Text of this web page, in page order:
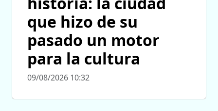
que hizo de su
pasado un motor
para la cultura
09/08/2026 10:32